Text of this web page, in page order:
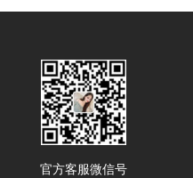
官方客服微信号